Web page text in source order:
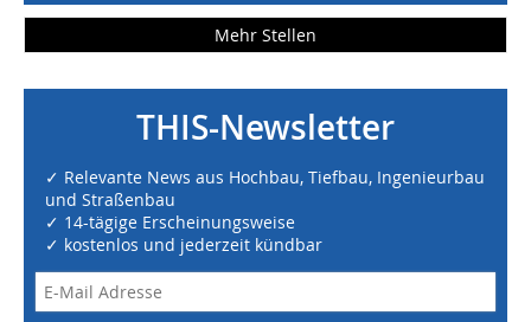
Mehr Stellen
THIS-Newsletter
✓ Relevante News aus Hochbau, Tiefbau, Ingenieurbau
und Straßenbau
✓ 14-tägige Erscheinungsweise
✓ kostenlos und jederzeit kündbar